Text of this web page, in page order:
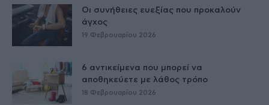
Οι συνήθειες ευεξίας που προκαλούν
άγχος
19 Φεβρουαρίου 2026
6 αντικείμενα που μπορεί να
αποθηκεύετε με λάθος τρόπο
18 Φεβρουαρίου 2026